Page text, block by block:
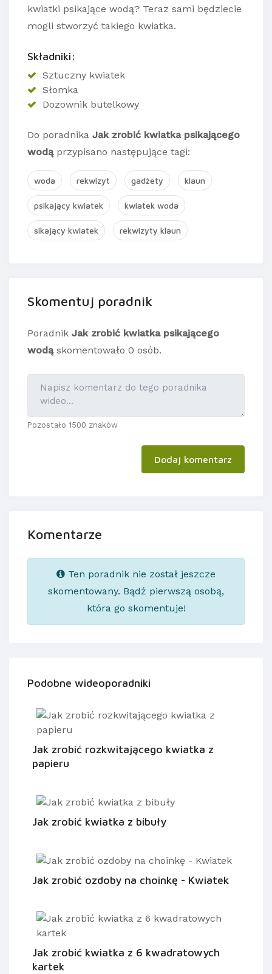
kwiatki psikające wodą? Teraz sami będziecie
mogli stworzyć takiego kwiatka.
Składniki:
Sztuczny kwiatek
Słomka
Dozownik butelkowy
Do poradnika Jak zrobić kwiatka psikającego
wodąprzypisano następujące tagi:
woda rekwizyt gadżety klaun
psikający kwiatek kwiatek woda
sikający kwiatek rekwizyty klaun
Skomentuj poradnik
Poradnik Jak zrobić kwiatka psikającego
wodąskomentowało 0 osób.
Pozostało 1500 znaków
Dodaj komentarz
Komentarze
Ten poradnik nie został jeszcze
skomentowany. Bądź pierwszą osobą,
która go skomentuje!
Podobne wideoporadniki
Jak zrobić rozkwitającego kwiatka z
papieru
Jak zrobić kwiatka z bibuły
Jak zrobić ozdoby na choinkę - Kwiatek
Jak zrobić kwiatka z 6 kwadratowych
kartek